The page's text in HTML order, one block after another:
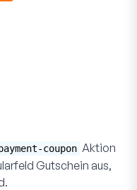
coupon Aktion
Gutschein aus,